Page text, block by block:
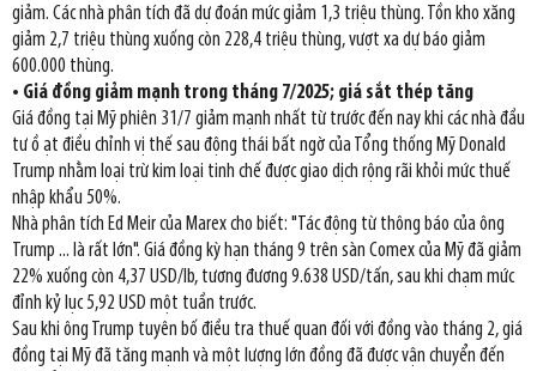
giảm. Các nhà phân tích đã dự đoán mức giảm 1,3 triệu thùng. Tồn kho xăng
giảm 2,7 triệu thùng xuống còn 228,4 triệu thùng, vượt xa dự báo giảm
600.000 thùng.
• Giá đồng giảm mạnh trong tháng 7/2025; giá sắt thép tăng
Giá đồng tại Mỹ phiên 31/7 giảm mạnh nhất từ trước đến nay khi các nhà đầu
tư ồ ạt điều chỉnh vị thế sau động thái bất ngờ của Tổng thống Mỹ Donald
Trump nhằm loại trừ kim loại tinh chế được giao dịch rộng rãi khỏi mức thuế
nhập khẩu 50%.
Nhà phân tích Ed Meir của Marex cho biết: "Tác động từ thông báo của ông
Trump ... là rất lớn". Giá đồng kỳ hạn tháng 9 trên sàn Comex của Mỹ đã giảm
22% xuống còn 4,37 USD/lb, tương đương 9.638 USD/tấn, sau khi chạm mức
đỉnh kỷ lục 5,92 USD một tuần trước.
Sau khi ông Trump tuyên bố điều tra thuế quan đối với đồng vào tháng 2, giá
đồng tại Mỹ đã tăng mạnh và một lượng lớn đồng đã được vận chuyển đến